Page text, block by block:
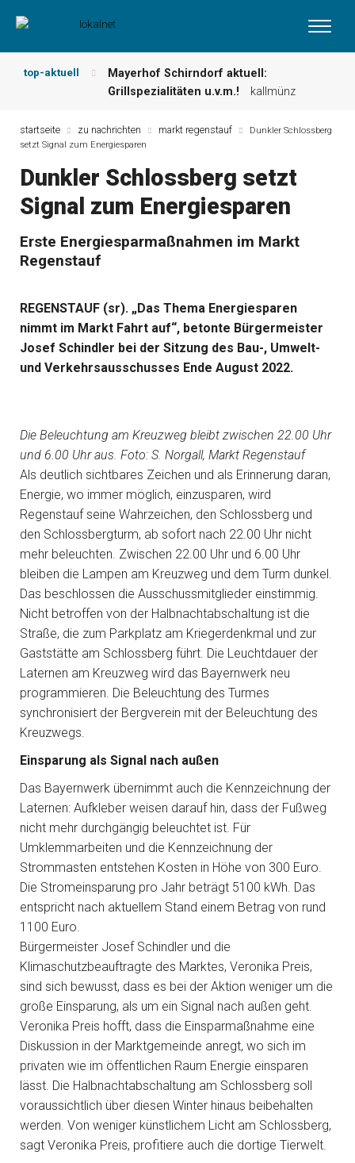
top-aktuell
Mayerhof Schirndorf aktuell:
Grillspezialitäten u.v.m.!
kallmünz
und mehr …
burglengenfeld
Der „deutsche Michel“ muss nun
leserbriefe
Maxhütter Fischladen: Unser aktuelles
maxhütte-haidhof
Nutzen Sie aktuelle Angebote Ihrer
startseite zu nachrichten markt regenstauf
Dunkler Schlossberg
setzt Signal zum Energiesparen
Dunkler Schlossberg setzt
Signal zum Energiesparen
Erste Energiesparmaßnahmen im Markt
Regenstauf
REGENSTAUF (sr). „Das Thema Energiesparen
nimmt im Markt Fahrt auf“, betonte Bürgermeister
Josef Schindler bei der Sitzung des Bau-, Umwelt-
und Verkehrsausschusses Ende August 2022.
Die Beleuchtung am Kreuzweg bleibt zwischen 22.00 Uhr
und 6.00 Uhr aus. Foto: S. Norgall, Markt Regenstauf
Als deutlich sichtbares Zeichen und als Erinnerung daran,
Energie, wo immer möglich, einzusparen, wird
Regenstauf seine Wahrzeichen, den Schlossberg und
den Schlossbergturm, ab sofort nach 22.00 Uhr nicht
mehr beleuchten. Zwischen 22.00 Uhr und 6.00 Uhr
bleiben die Lampen am Kreuzweg und dem Turm dunkel.
Das beschlossen die Ausschussmitglieder einstimmig.
Nicht betroffen von der Halbnachtabschaltung ist die
Straße, die zum Parkplatz am Kriegerdenkmal und zur
Gaststätte am Schlossberg führt. Die Leuchtdauer der
Laternen am Kreuzweg wird das Bayernwerk neu
programmieren. Die Beleuchtung des Turmes
synchronisiert der Bergverein mit der Beleuchtung des
Kreuzwegs.
Einsparung als Signal nach außen
Das Bayernwerk übernimmt auch die Kennzeichnung der
Laternen: Aufkleber weisen darauf hin, dass der Fußweg
nicht mehr durchgängig beleuchtet ist. Für
Umklemmarbeiten und die Kennzeichnung der
Strommasten entstehen Kosten in Höhe von 300 Euro.
Die Stromeinsparung pro Jahr beträgt 5100 kWh. Das
entspricht nach aktuellem Stand einem Betrag von rund
1100 Euro.
Bürgermeister Josef Schindler und die
Klimaschutzbeauftragte des Marktes, Veronika Preis,
sind sich bewusst, dass es bei der Aktion weniger um die
große Einsparung, als um ein Signal nach außen geht.
Veronika Preis hofft, dass die Einsparmaßnahme eine
Diskussion in der Marktgemeinde anregt, wo sich im
privaten wie im öffentlichen Raum Energie einsparen
lässt. Die Halbnachtabschaltung am Schlossberg soll
voraussichtlich über diesen Winter hinaus beibehalten
werden. Von weniger künstlichem Licht am Schlossberg,
sagt Veronika Preis, profitiere auch die dortige Tierwelt.